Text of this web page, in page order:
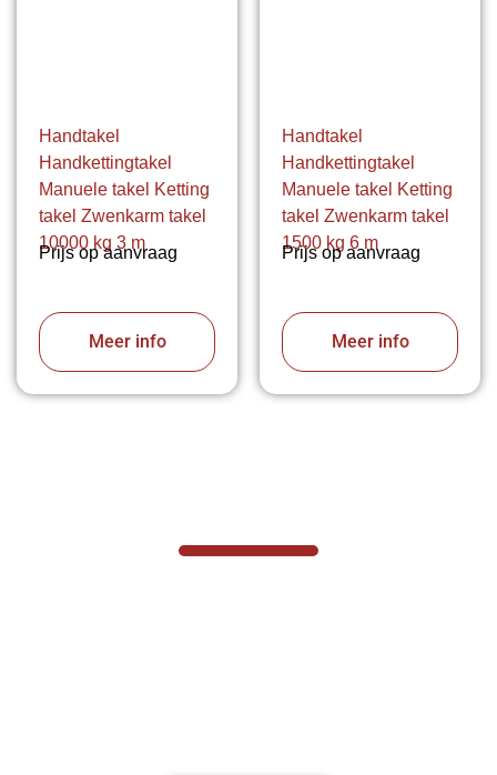
Handtakel
Handkettingtakel
Manuele takel Ketting
takel Zwenkarm takel
10000 kg 3 m
Prijs op aanvraag
Meer info
Handtakel
Handkettingtakel
Manuele takel Ketting
takel Zwenkarm takel
1500 kg 6 m
Prijs op aanvraag
Meer info